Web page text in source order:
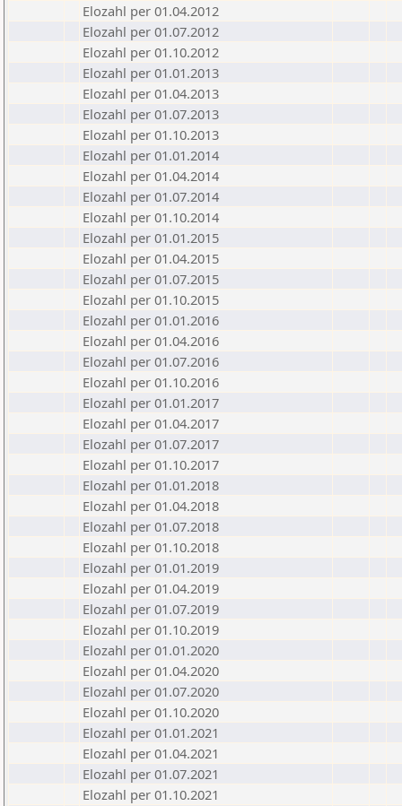
Elozahl per 01.04.2012
Elozahl per 01.07.2012
Elozahl per 01.10.2012
Elozahl per 01.01.2013
Elozahl per 01.04.2013
Elozahl per 01.07.2013
Elozahl per 01.10.2013
Elozahl per 01.01.2014
Elozahl per 01.04.2014
Elozahl per 01.07.2014
Elozahl per 01.10.2014
Elozahl per 01.01.2015
Elozahl per 01.04.2015
Elozahl per 01.07.2015
Elozahl per 01.10.2015
Elozahl per 01.01.2016
Elozahl per 01.04.2016
Elozahl per 01.07.2016
Elozahl per 01.10.2016
Elozahl per 01.01.2017
Elozahl per 01.04.2017
Elozahl per 01.07.2017
Elozahl per 01.10.2017
Elozahl per 01.01.2018
Elozahl per 01.04.2018
Elozahl per 01.07.2018
Elozahl per 01.10.2018
Elozahl per 01.01.2019
Elozahl per 01.04.2019
Elozahl per 01.07.2019
Elozahl per 01.10.2019
Elozahl per 01.01.2020
Elozahl per 01.04.2020
Elozahl per 01.07.2020
Elozahl per 01.10.2020
Elozahl per 01.01.2021
Elozahl per 01.04.2021
Elozahl per 01.07.2021
Elozahl per 01.10.2021